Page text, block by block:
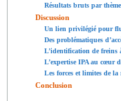
Résultats bruts par
Discussion
Un lien privilégié pour
Des problématiques
L’identification de freins
L’expertise IPA au cœur
Les forces et limites de la
Conclusion